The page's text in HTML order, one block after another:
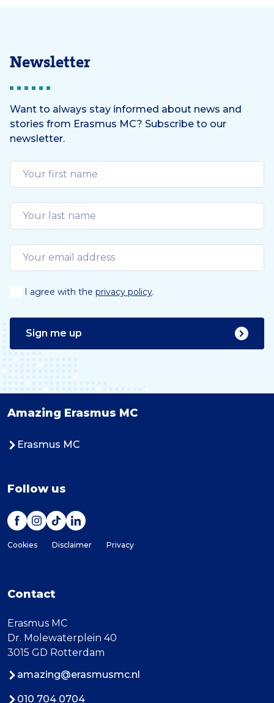
Newsletter
Want to always stay informed about news and
stories from Erasmus MC? Subscribe to our
newsletter.
I agree with the privacy policy.
Sign me up
Amazing Erasmus MC
Erasmus MC
Follow us
Cookies Disclaimer Privacy
Contact
Erasmus MC
Dr. Molewaterplein 40
3015 GD Rotterdam
amazing@erasmusmc.nl
010 704 0704